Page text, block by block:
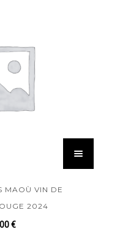
MAOÙ VIN DE
2024
€